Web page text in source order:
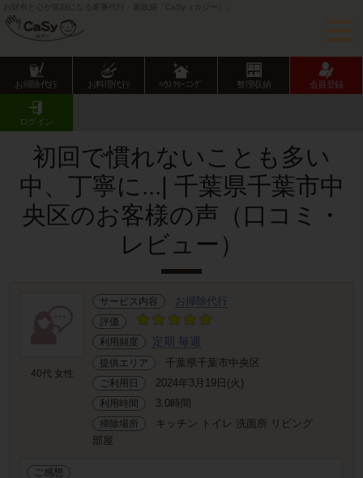
お財布と心が笑顔になる家事代行・家政婦「CaSy（カジー）」
お掃除代行 お料理代行 ﾊｳｽｸﾘｰﾆﾝｸﾞ 整理収納 会員登録
ログイン
CaSy TOP
お客様の声･口コミ詳細
初回で慣れないことも多い
中、丁寧に...| 千葉県千葉市中
央区のお客様の声（口コミ・
レビュー）
40代 女性
サービス内容 お掃除代行
評価
利用頻度
定期 毎週
提供エリア 千葉県千葉市中央区
ご利用日 2024年3月19日(火)
利用時間 3.0時間
掃除場所
キッチン トイレ 洗面所 リビング
部屋
ご感想